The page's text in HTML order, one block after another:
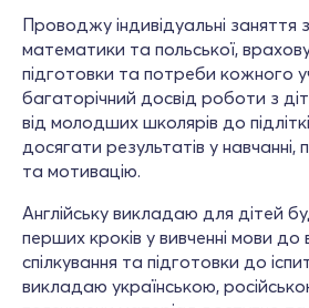
Проводжу індивідуальні заняття
математики та польської,
підготовки та потреби кожного
багаторічний досвід роботи з
від молодших школярів до
досягати результатів у навчанні,
та мотивацію.
Англійську викладаю для дітей
перших кроків у вивченні мови до
спілкування та підготовки до
викладаю українською,